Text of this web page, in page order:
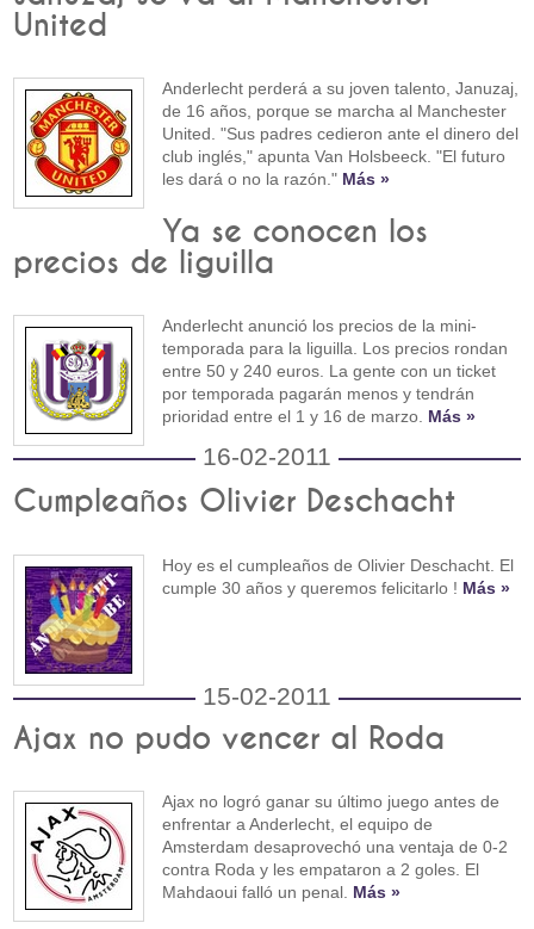
United
Anderlecht perderá a su joven talento, Januzaj,
de 16 años, porque se marcha al Manchester
United. "Sus padres cedieron ante el dinero del
club inglés," apunta Van Holsbeeck. "El futuro
les dará o no la razón." Más »
Ya se conocen los
precios de liguilla
Anderlecht anunció los precios de la mini-
temporada para la liguilla. Los precios rondan
entre 50 y 240 euros. La gente con un ticket
por temporada pagarán menos y tendrán
prioridad entre el 1 y 16 de marzo. Más »
16-02-2011
Cumpleaños Olivier Deschacht
Hoy es el cumpleaños de Olivier Deschacht. El
cumple 30 años y queremos felicitarlo ! Más »
15-02-2011
Ajax no pudo vencer al Roda
Ajax no logró ganar su último juego antes de
enfrentar a Anderlecht, el equipo de
Amsterdam desaprovechó una ventaja de 0-2
contra Roda y les empataron a 2 goles. El
Mahdaoui falló un penal. Más »